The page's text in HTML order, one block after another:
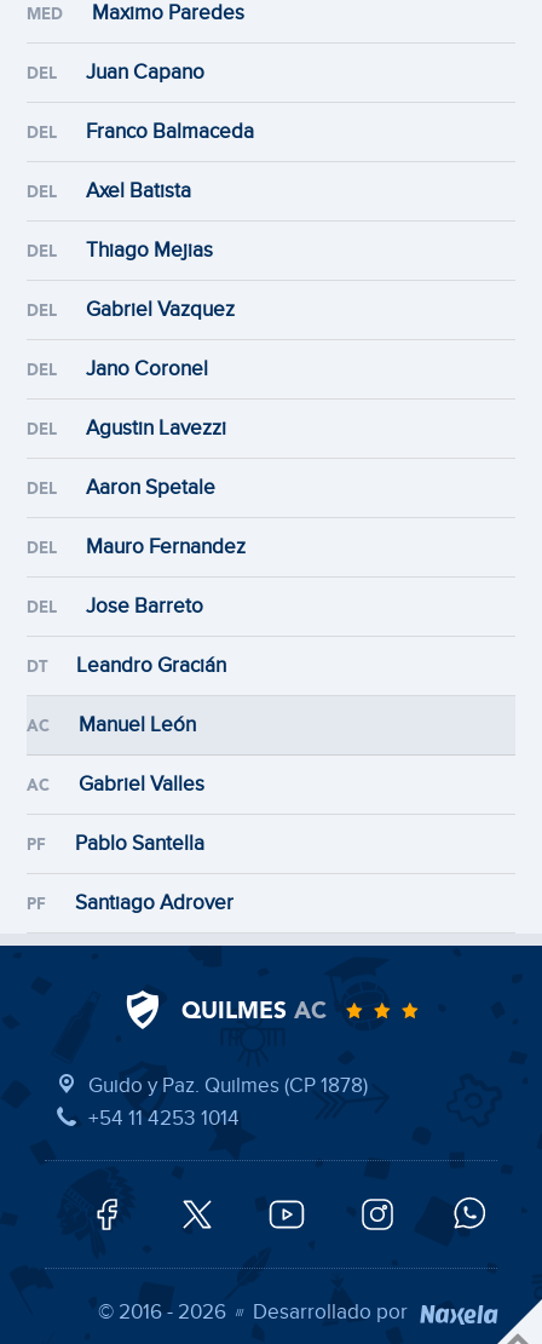
MED Maximo Paredes
DEL Juan Capano
DEL Franco Balmaceda
DEL Axel Batista
DEL Thiago Mejias
DEL Gabriel Vazquez
DEL Jano Coronel
DEL Agustin Lavezzi
DEL Aaron Spetale
DEL Mauro Fernandez
DEL Jose Barreto
DT Leandro Gracián
AC Manuel León
AC Gabriel Valles
PF Pablo Santella
PF Santiago Adrover
QUILMESAC
Guido y Paz. Quilmes (CP 1878)
+54 11 4253 1014
© 2016 - 2026 /// Desarrollado por